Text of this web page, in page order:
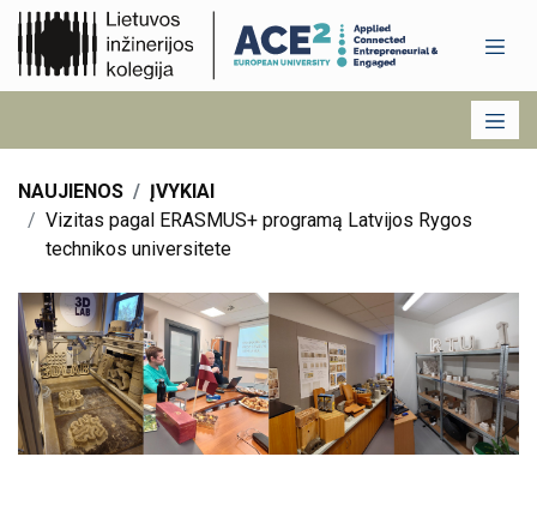
NAUJIENOS
ĮVYKIAI
Vizitas pagal ERASMUS+ programą Latvijos Rygos
technikos universitete